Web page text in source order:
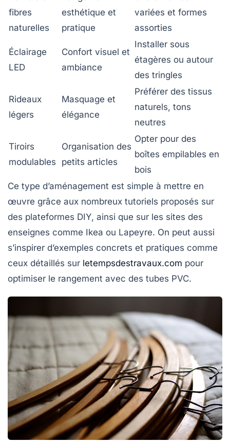
fibres
naturelles
esthétique et
pratique
variées et formes
assorties
Éclairage
LED
Confort visuel et
ambiance
Installer sous
étagères ou autour
des tringles
Rideaux
légers
Masquage et
élégance
Préférer des tissus
naturels, tons
neutres
Tiroirs
modulables
Organisation des
petits articles
Opter pour des
boîtes empilables en
bois
Ce type d’aménagement est simple à mettre en
œuvre grâce aux nombreux tutoriels proposés sur
des plateformes DIY, ainsi que sur les sites des
enseignes comme Ikea ou Lapeyre. On peut aussi
s’inspirer d’exemples concrets et pratiques comme
ceux détaillés sur letempsdestravaux.com pour
optimiser le rangement avec des tubes PVC.